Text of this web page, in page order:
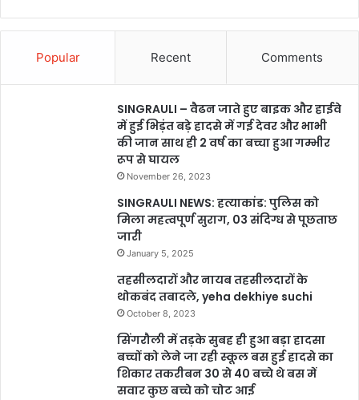
Popular Recent Comments
SINGRAULI – वैढन जाते हुए बाइक और हाईवे
में हुई भिड़ंत बड़े हादसे में गई देवर और भाभी
की जान साथ ही 2 वर्ष का बच्चा हुआ गम्भीर
रूप से घायल
November 26, 2023
SINGRAULI NEWS: हत्याकांड: पुलिस को
मिला महत्वपूर्ण सुराग, 03 संदिग्ध से पूछताछ
जारी
January 5, 2025
तहसीलदारों और नायब तहसीलदारों के
थोकबंद तबादले, yeha dekhiye suchi
October 8, 2023
सिंगरौली में तड़के सुबह ही हुआ बड़ा हादसा
बच्चों को लेने जा रही स्कूल बस हुई हादसे का
शिकार तकरीबन 30 से 40 बच्चे थे बस में
सवार कुछ बच्चे को चोट आई